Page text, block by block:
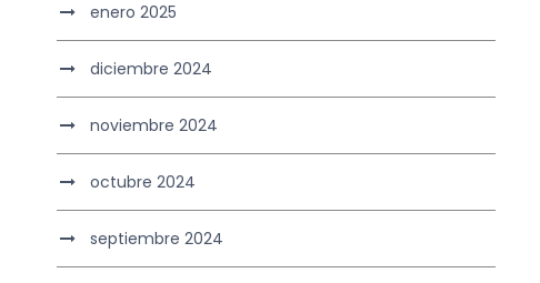
enero 2025
diciembre 2024
noviembre 2024
octubre 2024
septiembre 2024